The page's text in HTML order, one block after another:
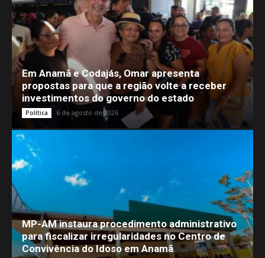
Em Anamã e Codajás, Omar apresenta
propostas para que a região volte a receber
investimentos do governo do estado
Política 6 de agosto de 2026
MP-AM instaura procedimento administrativo
para fiscalizar irregularidades no Centro de
Convivência do Idoso em Anamã